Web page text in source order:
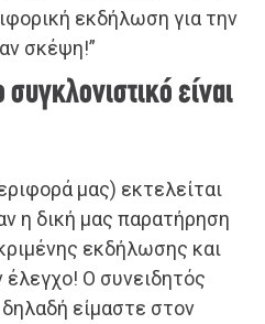
εκδήλωση για την
σκέψη!”
είναι
μας) εκτελείται
η δική μας παρατήρηση
εκδήλωσης και
Ο συνειδητός
είμαστε στον